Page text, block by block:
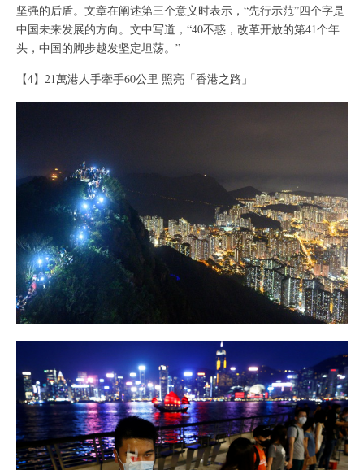
坚强的后盾。文章在阐述第三个意义时表示，“先行示范”四个字是
中国未来发展的方向。文中写道，“40不惑，改革开放的第41个年
头，中国的脚步越发坚定坦荡。”
【4】21萬港人手牽手60公里 照亮「香港之路」